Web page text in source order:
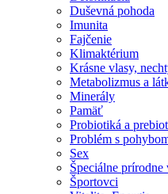
Duševná pohoda
Imunita
Fajčenie
Klimaktérium
Krásne vlasy,
Metabolizmus a
Minerály
Pamäť
Probiotiká a
Problém s
Sex
Špeciálne
Športovci